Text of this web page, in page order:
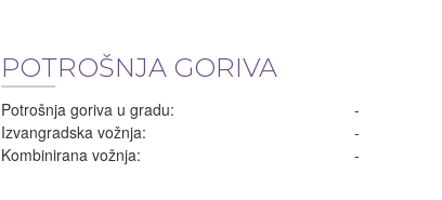
POTROŠNJA GORIVA
Potrošnja goriva u gradu:
-
Izvangradska vožnja:
-
Kombinirana vožnja:
-